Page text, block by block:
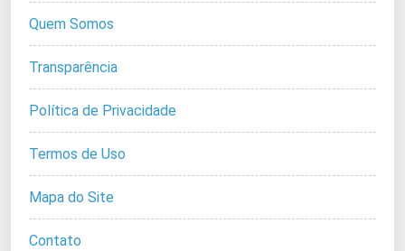
Quem Somos
Transparência
Política de Privacidade
Termos de Uso
Mapa do Site
Contato